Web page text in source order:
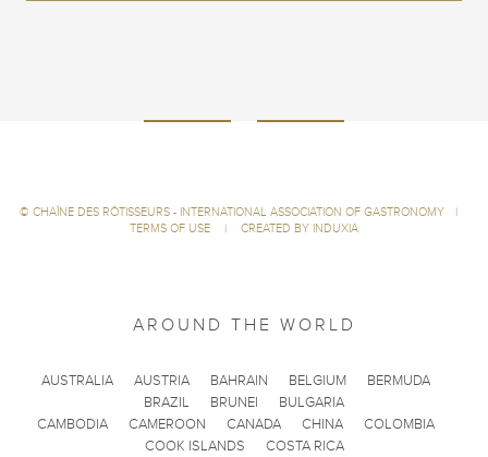
© CHAÎNE DES RÔTISSEURS - INTERNATIONAL ASSOCIATION OF GASTRONOMY
|
TERMS OF USE
| CREATED BY INDUXIA
AROUND THE WORLD
AUSTRALIA AUSTRIA BAHRAIN BELGIUM
BERMUDA
BRAZIL
BRUNEI
BULGARIA
CAMBODIA
CAMEROON CANADA CHINA
COLOMBIA
COOK ISLANDS
COSTA RICA